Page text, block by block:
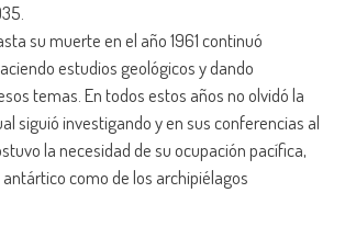
su muerte en el año 1961 continuó
estudios geológicos y dando
temas. En todos estos años no olvidó la
siguió investigando y en sus conferencias al
la necesidad de su ocupación pacífica,
como de los archipiélagos